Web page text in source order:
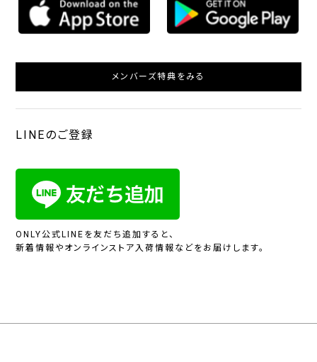
メンバーズ特典をみる
LINEのご登録
ONLY公式LINEを友だち追加すると、
新着情報やオンラインストア入荷情報などをお届けします。